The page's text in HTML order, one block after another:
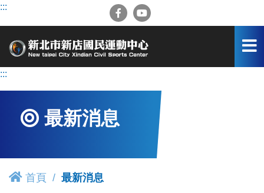
跳
容
:::
:::
最新消息
首頁 最新消息